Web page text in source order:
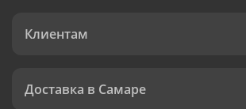
Клиентам
Доставка в Самаре